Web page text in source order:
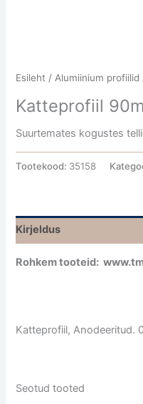
Esileht /Alumiinium profiilid
Katteprofiil
Suurtemates kogustes
Tootekood: 35158
Kirjeldus
Rohkem tooteid:
Katteprofiil, Anodeeritud.
Seotud tooted